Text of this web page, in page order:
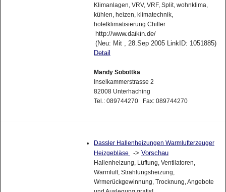
Klimanlagen, VRV, VRF, Split, wohnklima,
kühlen, heizen, klimatechnik,
hotelklimatisierung Chiller
http://www.daikin.de/
(Neu: Mit , 28.Sep 2005 LinkID: 1051885)
Detail
Mandy Sobottka
Inselkammerstrasse 2
82008 Unterhaching
Tel.: 089744270 Fax: 089744270
Dassler Hallenheizungen Warmlufterzeuger
Heizgebläse
-> Vorschau
Hallenheizung, Lüftung, Ventilatoren,
Warmluft, Strahlungsheizung,
Wrmerückgewinnung, Trocknung, Angebote